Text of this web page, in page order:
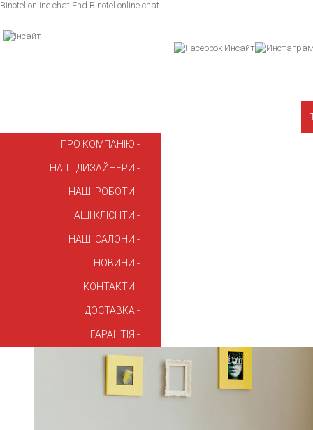
Binotel online chat End Binotel online chat
ПРО КОМПАНІЮ
НАШІ ДИЗАЙНЕРИ
НАШІ РОБОТИ
НАШІ КЛІЄНТИ
НАШІ САЛОНИ
НОВИНИ
КОНТАКТИ
ДОСТАВКА
ГАРАНТІЯ